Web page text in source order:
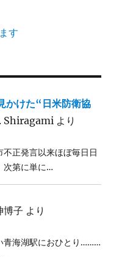
す
かけた“日米防衛協
Shiragami より
正発言以来ほぼ毎日日
次第に単に…
博子 より
青海湖駅におひとり………